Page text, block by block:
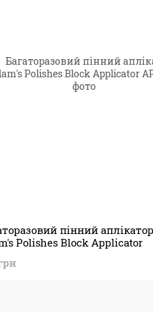
пінний аплікатор
Polishes Block Applicator